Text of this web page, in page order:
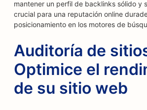
mantener un perfil de backlinks sólido y
crucial para una reputación online
posicionamiento en los motores de
Auditoría de
Optimice el
de su sitio web